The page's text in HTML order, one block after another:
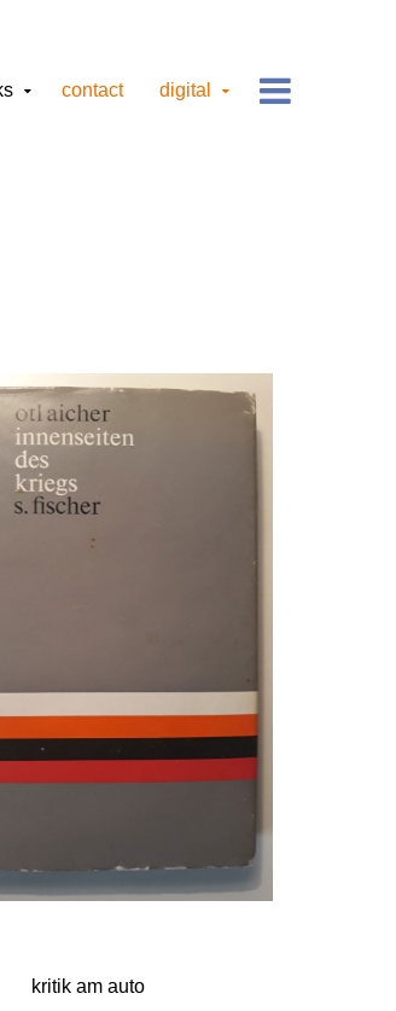
contact digital
kritik am auto